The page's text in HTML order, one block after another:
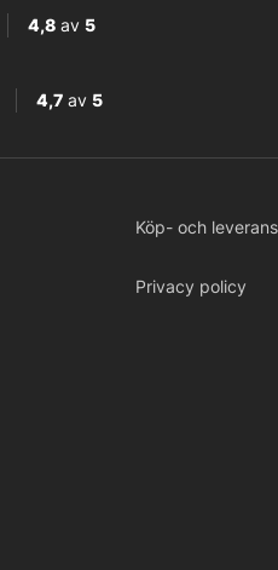
4,8 av5
4,7av 5
Köp- och
Privacy policy